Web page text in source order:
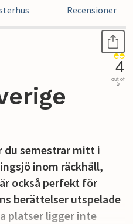
Recensioner
4
out of
5
du semestrar mitt i
inom räckhåll,
också perfekt för
berättelser utspelade
platser ligger inte